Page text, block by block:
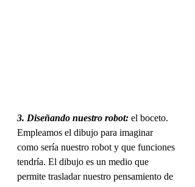
3. Diseñando nuestro robot: el boceto.
Empleamos el dibujo para imaginar
como sería nuestro robot y que funciones
tendría. El dibujo es un medio que
permite trasladar nuestro pensamiento de